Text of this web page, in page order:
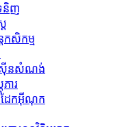
និញ
កសិកម្ម
ស៊ីនសំណង់
ភារ
ែកអ៊ីណុក